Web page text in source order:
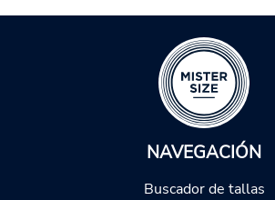
NAVEGACIÓN
Buscador de tallas